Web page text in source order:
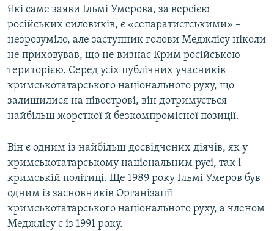
Які саме заяви Ільмі Умерова, за версією
російських силовиків, є «сепаратистськими» –
незрозуміло, але заступник голови Меджлісу ніколи
не приховував, що не визнає Крим російською
територією. Серед усіх публічних учасників
кримськотатарського національного руху, що
залишилися на півострові, він дотримується
найбільш жорсткої й безкомпромісної позиції.
Він є одним із найбільш досвідчених діячів, як у
кримськотатарському національним русі, так і
кримській політиці. Ще 1989 року Ільмі Умеров був
одним із засновників Організації
кримськотатарського національного руху, а членом
Меджлісу є із 1991 року.